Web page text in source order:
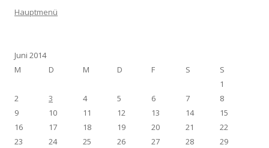
Hauptmenü
Juni 2014
M
D M D F S
S
1
2
3 4 5 6 7
8
9
10 11 12 13 14
15
16
17 18 19 20 21
22
23
24 25 26 27 28
29